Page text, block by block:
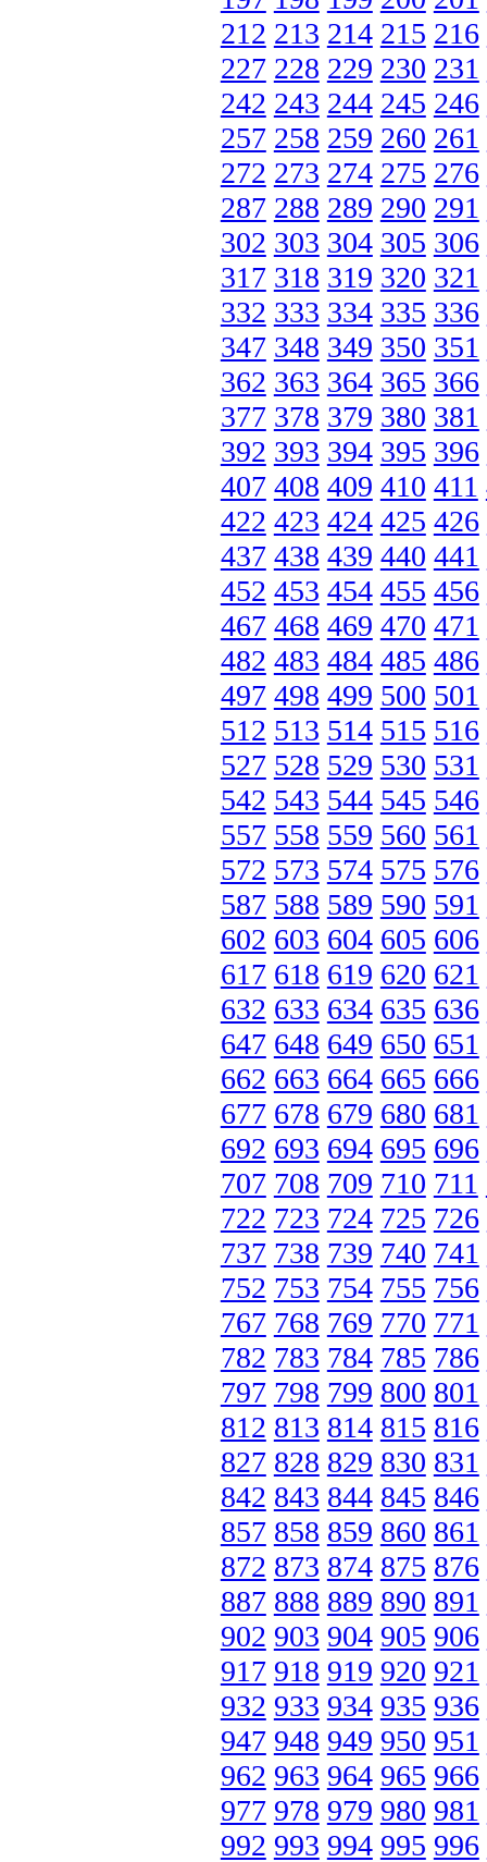
212 213 214 215 216
227 228 229 230 231
242 243 244 245 246
257 258 259 260 261
272 273 274 275 276
287 288 289 290 291
302 303 304 305 306
317 318 319 320 321
332 333 334 335 336
347 348 349 350 351
362 363 364 365 366
377 378 379 380 381
392 393 394 395 396
407 408 409 410 411
422 423 424 425 426
437 438 439 440 441
452 453 454 455 456
467 468 469 470 471
482 483 484 485 486
497 498 499 500 501
512 513 514 515 516
527 528 529 530 531
542 543 544 545 546
557 558 559 560 561
572 573 574 575 576
587 588 589 590 591
602 603 604 605 606
617 618 619 620 621
632 633 634 635 636
647 648 649 650 651
662 663 664 665 666
677 678 679 680 681
692 693 694 695 696
707 708 709 710 711
722 723 724 725 726
737 738 739 740 741
752 753 754 755 756
767 768 769 770 771
782 783 784 785 786
797 798 799 800 801
812 813 814 815 816
827 828 829 830 831
842 843 844 845 846
857 858 859 860 861
872 873 874 875 876
887 888 889 890 891
902 903 904 905 906
917 918 919 920 921
932 933 934 935 936
947 948 949 950 951
962 963 964 965 966
977 978 979 980 981
992 993 994 995 996